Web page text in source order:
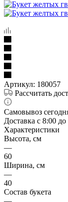
Артикул: 180057
Рассчитать
Самовывоз
Доставка c 8:00
Характеристики
Высота, см
—
60
Ширина, см
—
40
Состав букета